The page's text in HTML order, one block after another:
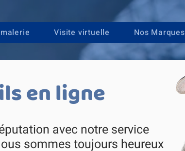
Visite virtuelle Nos Marques
en ligne
avec notre service
sommes toujours heureux